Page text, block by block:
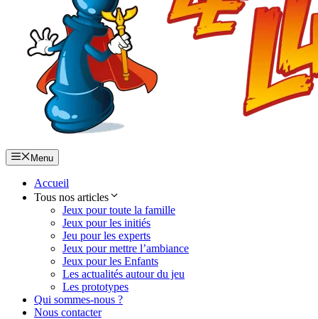
Menu
Accueil
Tous nos articles
Jeux pour toute la famille
Jeux pour les initiés
Jeu pour les experts
Jeux pour mettre l’ambiance
Jeux pour les Enfants
Les actualités autour du jeu
Les prototypes
Qui sommes-nous ?
Nous contacter